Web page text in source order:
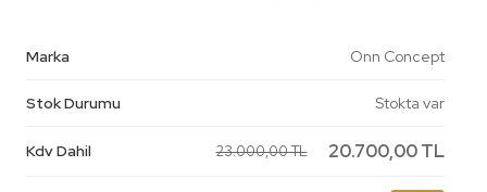
Marka Onn Concept
Stok Durumu Stokta var
Kdv Dahil 23.000,00 TL 20.700,00 TL